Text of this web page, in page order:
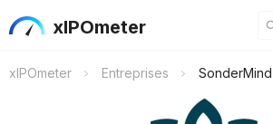
xIPOmeter
xIPOmeter Entreprises SonderMind